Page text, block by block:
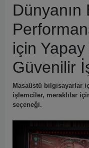
Dünyanın
için
Güvenilir
Masaüstü bilgisayarlar
işlemciler, meraklılar
seçeneği.